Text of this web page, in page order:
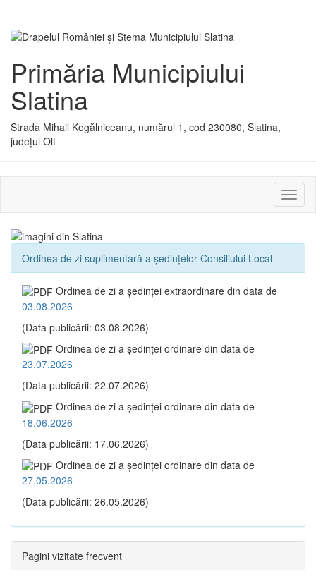
Primăria Municipiului
Slatina
Strada Mihail Kogălniceanu, numărul 1, cod 230080, Slatina,
județul Olt
sau
Ordinea de zi suplimentară a ședințelor Consiliului Local
Ordinea de zi a şedinţei extraordinare din data de
03.08.2026
(Data publicării: 03.08.2026)
Ordinea de zi a şedinţei ordinare din data de
23.07.2026
(Data publicării: 22.07.2026)
Ordinea de zi a şedinţei ordinare din data de
18.06.2026
(Data publicării: 17.06.2026)
Ordinea de zi a şedinţei ordinare din data de
27.05.2026
(Data publicării: 26.05.2026)
Pagini vizitate frecvent